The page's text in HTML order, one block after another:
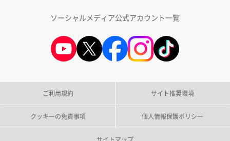
ソーシャルメディア公式アカウント一覧
ご利用規約 サイト推奨環境
クッキーの免責事項 個人情報保護ポリシー
サイトマップ